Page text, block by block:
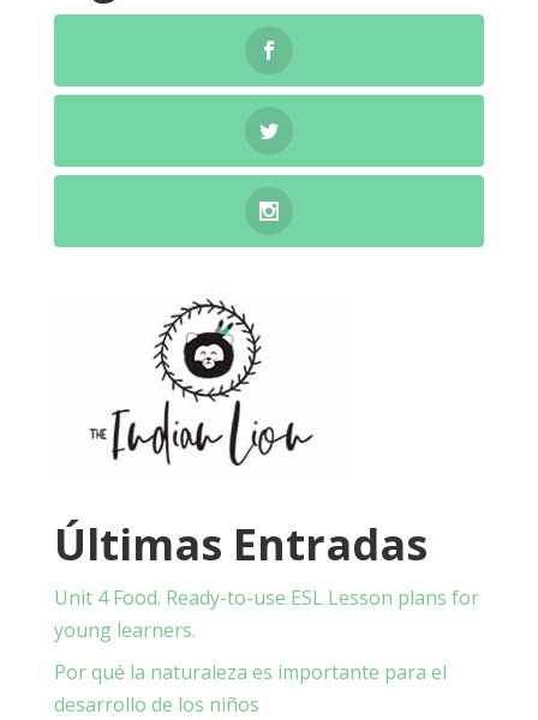
Últimas Entradas
Unit 4 Food. Ready-to-use ESL Lesson plans for
young learners.
Por qué la naturaleza es importante para el
desarrollo de los niños